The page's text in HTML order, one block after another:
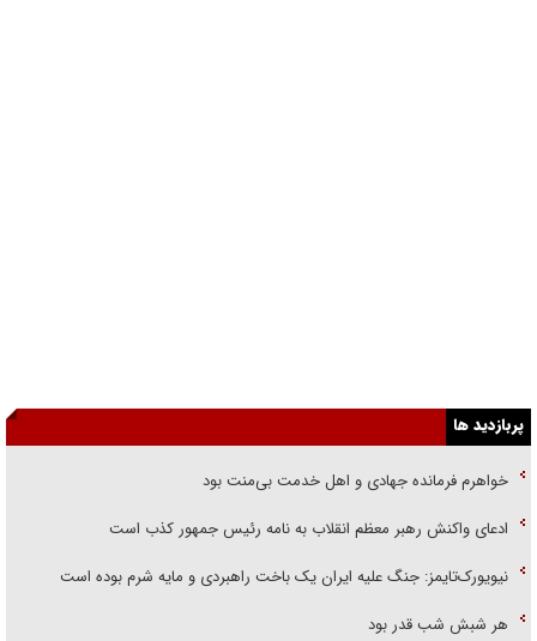
پربازدید ها
خواهرم فرمانده جهادی و اهل خدمت بی‌منت بود
ادعای واکنش رهبر معظم انقلاب به نامه رئیس جمهور کذب است
نیویورک‌تایمز: جنگ علیه ایران یک باخت راهبردی و مایه شرم بوده است
هر شبش شب قدر بود